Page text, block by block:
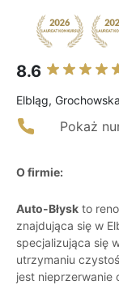
8.6
Elbląg,
Pokaż
O firmie:
Auto-Błysk to
znajdująca się w
specjalizująca się
utrzymaniu
jest nieprzerwanie